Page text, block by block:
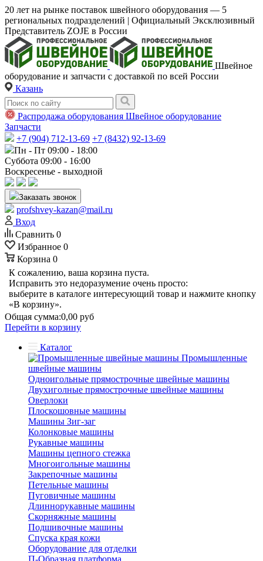
20 лет на рынке поставок швейного оборудования — 5
региональных подразделений | Официальный Эксклюзивный
Представитель ZOJE в России
Швейное
оборудование и запчасти с доставкой по всей России
Казань
Распродажа оборудования Швейное оборудование
Запчасти
+7 (904) 712-13-69 +7 (8432) 92-13-69
Пн - Пт 09:00 - 18:00
Суббота 09:00 - 16:00
Воскресенье - выходной
Заказать звонок
profshvey-kazan@mail.ru
Вход
Сравнить 0
Избранное 0
Корзина 0
К сожалению, ваша корзина пуста.
Исправить это недоразумение очень просто:
выберите в каталоге интересующий товар и нажмите кнопку
«В корзину».
Общая сумма:0,00 руб
Перейти в корзину
Каталог
Промышленные
швейные машины
Одноигольные прямострочные швейные машины
Двухиголные прямострочные швейные машины
Оверлоки
Плоскошовные машины
Машины Зиг-заг
Колонковые машины
Рукавные машины
Машины цепного стежка
Многоигольные машины
Закрепочные машины
Петельные машины
Пуговичные машины
Длиннорукавные машины
Скорняжные машины
Подшивочные машины
Спуска края кожи
Оборудование для отделки
П-Образная платформа